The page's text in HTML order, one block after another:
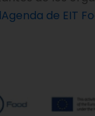
de EIT